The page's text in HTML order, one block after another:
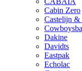
Cabin Zero
Castelijn &
Dakine
Davidts
Eastpak
Echolac